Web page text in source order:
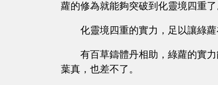
蘿的修為就能夠突破到化靈境四重
化靈境四重的實力，足以讓綠
有百草鑄體丹相助，綠蘿的實
葉真，也差不了。